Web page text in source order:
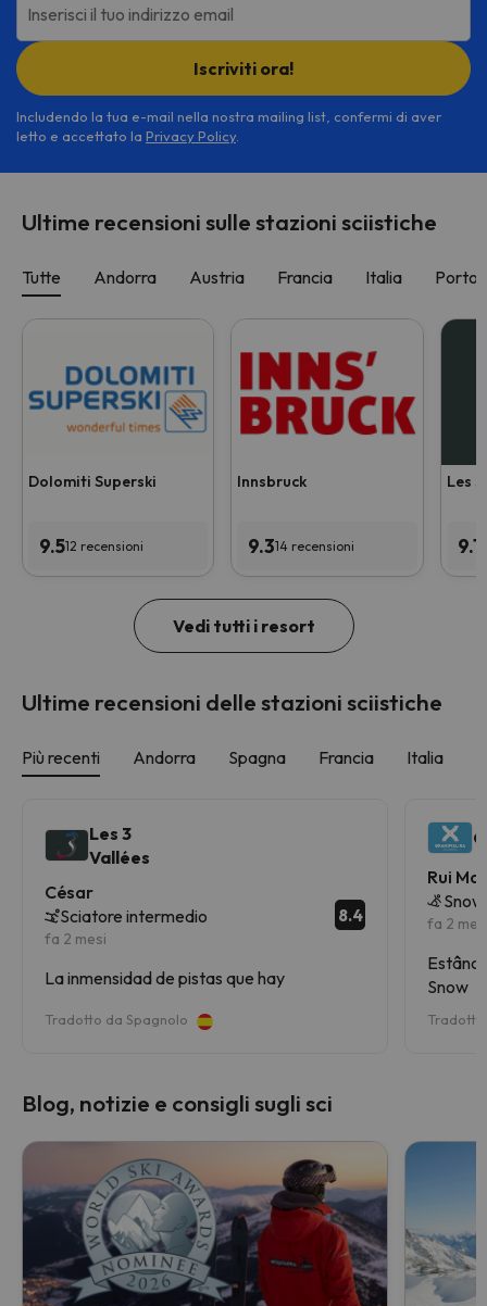
Inserisci il tuo indirizzo email
Iscriviti ora!
Includendo la tua e-mail nella nostra mailing list, confermi di aver
letto e accettato la Privacy Policy.
Ultime recensioni sulle stazioni sciistiche
Tutte Andorra Austria Francia Italia
Dolomiti Superski
9.512 recensioni
Innsbruck
9.314 recensioni
Les
9.1
Vedi tutti i resort
Ultime recensioni delle stazioni sciistiche
Più recenti Andorra Spagna Francia Italia
Les 3
Vallées
César
Sciatore intermedio
fa 2 mesi
8.4
La inmensidad de pistas que hay
Tradotto da Spagnolo
Rui
fa 2
Snow
Blog, notizie e consigli sugli sci